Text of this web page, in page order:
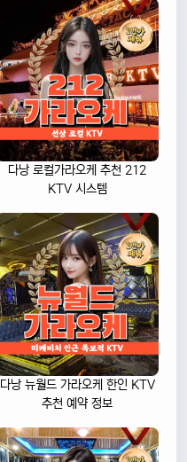
다낭 로컬가라오케 추천 212
KTV 시스템
다낭 뉴월드 가라오케 한인 KTV
추천 예약 정보